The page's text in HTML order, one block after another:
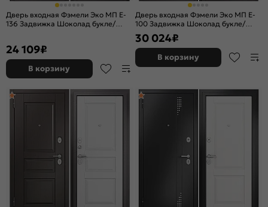
Дверь входная Фэмели Эко МП E-
136 Задвижка Шоколад букле/
24 109₽
В корзину
Дверь входная Фэмели Эко МП E-
100 Задвижка Шоколад букле/
Карамель, 2 замка, с ночной
задвижкой
30 024₽
В корзину